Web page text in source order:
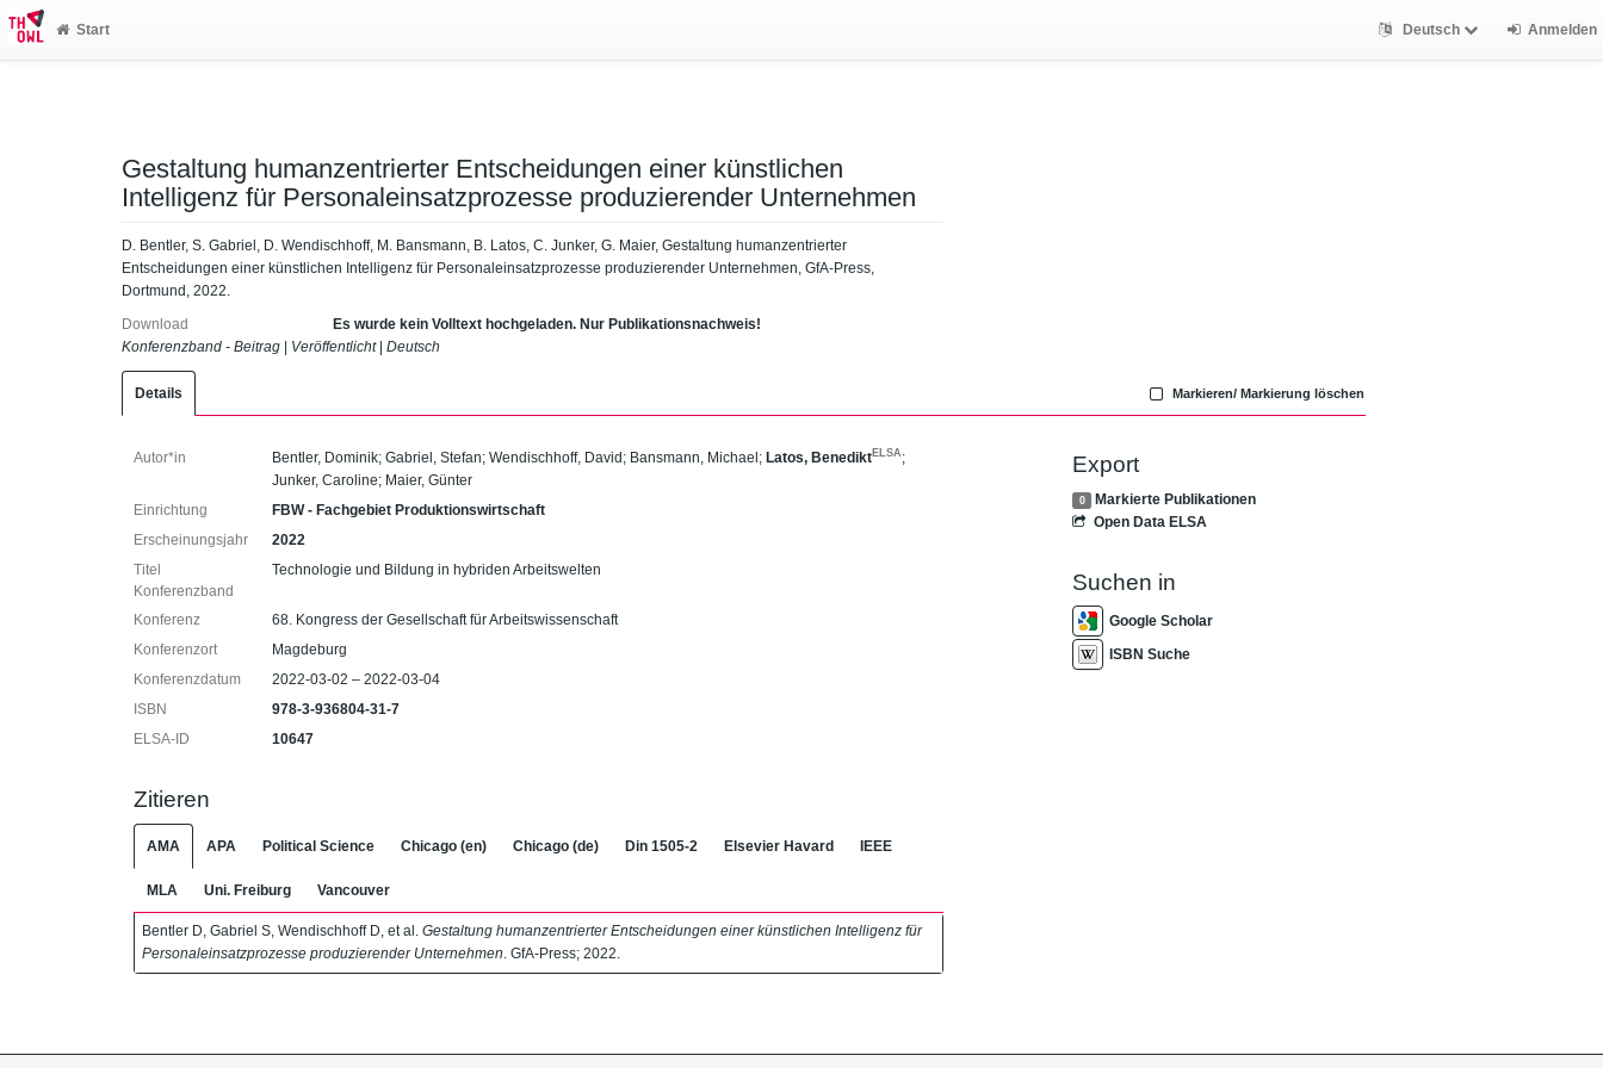
Start Deutsch Anmelden
Gestaltung humanzentrierter Entscheidungen einer künstlichen
Intelligenz für Personaleinsatzprozesse produzierender Unternehmen
D. Bentler, S. Gabriel, D. Wendischhoff, M. Bansmann, B. Latos, C. Junker, G. Maier, Gestaltung humanzentrierter
Entscheidungen einer künstlichen Intelligenz für Personaleinsatzprozesse produzierender Unternehmen, GfA-Press,
Dortmund, 2022.
Download
Es wurde kein Volltext hochgeladen. Nur Publikationsnachweis!
Konferenzband - Beitrag
Veröffentlicht| Deutsch
Details Markieren/ Markierung löschen
Autor*in Bentler, Dominik;Gabriel, Stefan;Wendischhoff, David ; Bansmann, Michael ; Latos, BenediktELSA ;
Junker, Caroline; Maier, Günter
Einrichtung
FBW - Fachgebiet Produktionswirtschaft
Erscheinungsjahr
2022
Titel
Konferenzband
Technologie und Bildung in hybriden Arbeitswelten
Konferenz
68. Kongress der Gesellschaft für Arbeitswissenschaft
Konferenzort
Magdeburg
Konferenzdatum
2022-03-02 – 2022-03-04
ISBN
978-3-936804-31-7
ELSA-ID
10647
Zitieren
AMA APA Political Science Chicago (en) Chicago (de) Din 1505-2 Elsevier Havard IEEE
MLA Uni. Freiburg Vancouver
Bentler D, Gabriel S, Wendischhoff D, et al. Gestaltung humanzentrierter Entscheidungen einer künstlichen Intelligenz für
Personaleinsatzprozesse produzierender Unternehmen . GfA-Press; 2022.
Export
0
Markierte Publikationen
Open Data ELSA
Suchen in
Google Scholar
ISBN Suche